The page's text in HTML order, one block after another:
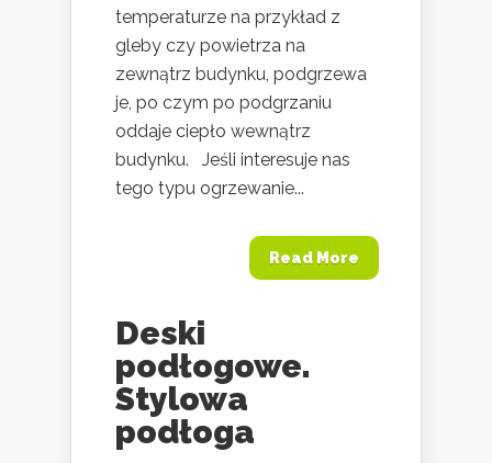
temperaturze na przykład z
gleby czy powietrza na
zewnątrz budynku, podgrzewa
je, po czym po podgrzaniu
oddaje ciepło wewnątrz
budynku. Jeśli interesuje nas
tego typu ogrzewanie...
Read More
Deski
podłogowe.
Stylowa
podłoga